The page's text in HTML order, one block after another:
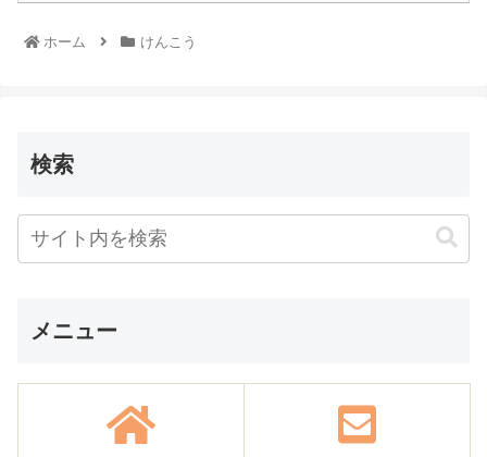
ホーム けんこう
検索
メニュー